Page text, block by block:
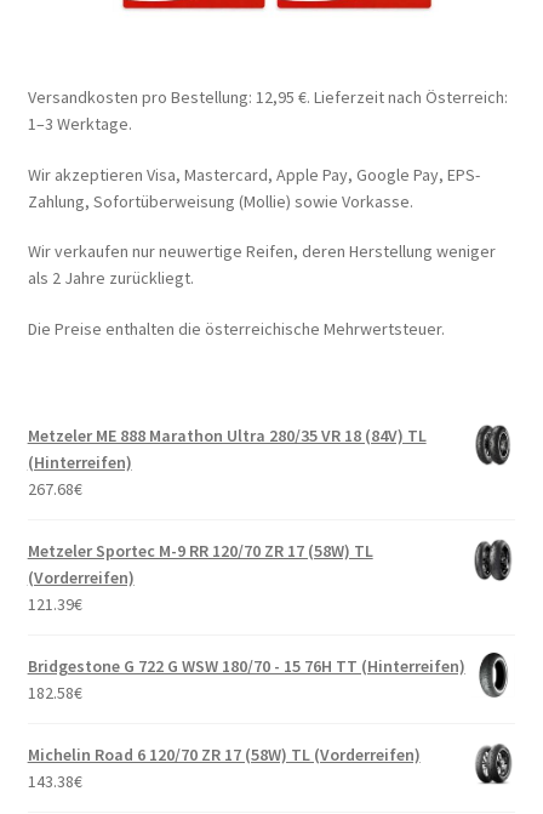
Versandkosten pro Bestellung: 12,95 €. Lieferzeit nach Österreich:
1–3 Werktage.
Wir akzeptieren Visa, Mastercard, Apple Pay, Google Pay, EPS-
Zahlung, Sofortüberweisung (Mollie) sowie Vorkasse.
Wir verkaufen nur neuwertige Reifen, deren Herstellung weniger
als 2 Jahre zurückliegt.
Die Preise enthalten die österreichische Mehrwertsteuer.
Metzeler ME 888 Marathon Ultra 280/35 VR 18 (84V) TL
(Hinterreifen)
267.68€
Metzeler Sportec M-9 RR 120/70 ZR 17 (58W) TL
(Vorderreifen)
121.39€
Bridgestone G 722 G WSW 180/70 - 15 76H TT (Hinterreifen)
182.58€
Michelin Road 6 120/70 ZR 17 (58W) TL (Vorderreifen)
143.38€